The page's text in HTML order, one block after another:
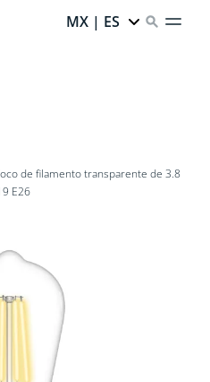
MX | ES
de filamento transparente de 3.8
E26